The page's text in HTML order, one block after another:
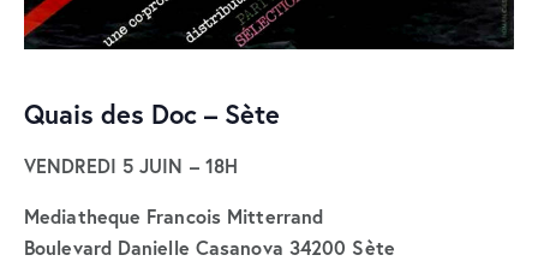
Quais des Doc – Sète
VENDREDI 5 JUIN – 18H
Mediatheque Francois Mitterrand
Boulevard Danielle Casanova 34200 Sète